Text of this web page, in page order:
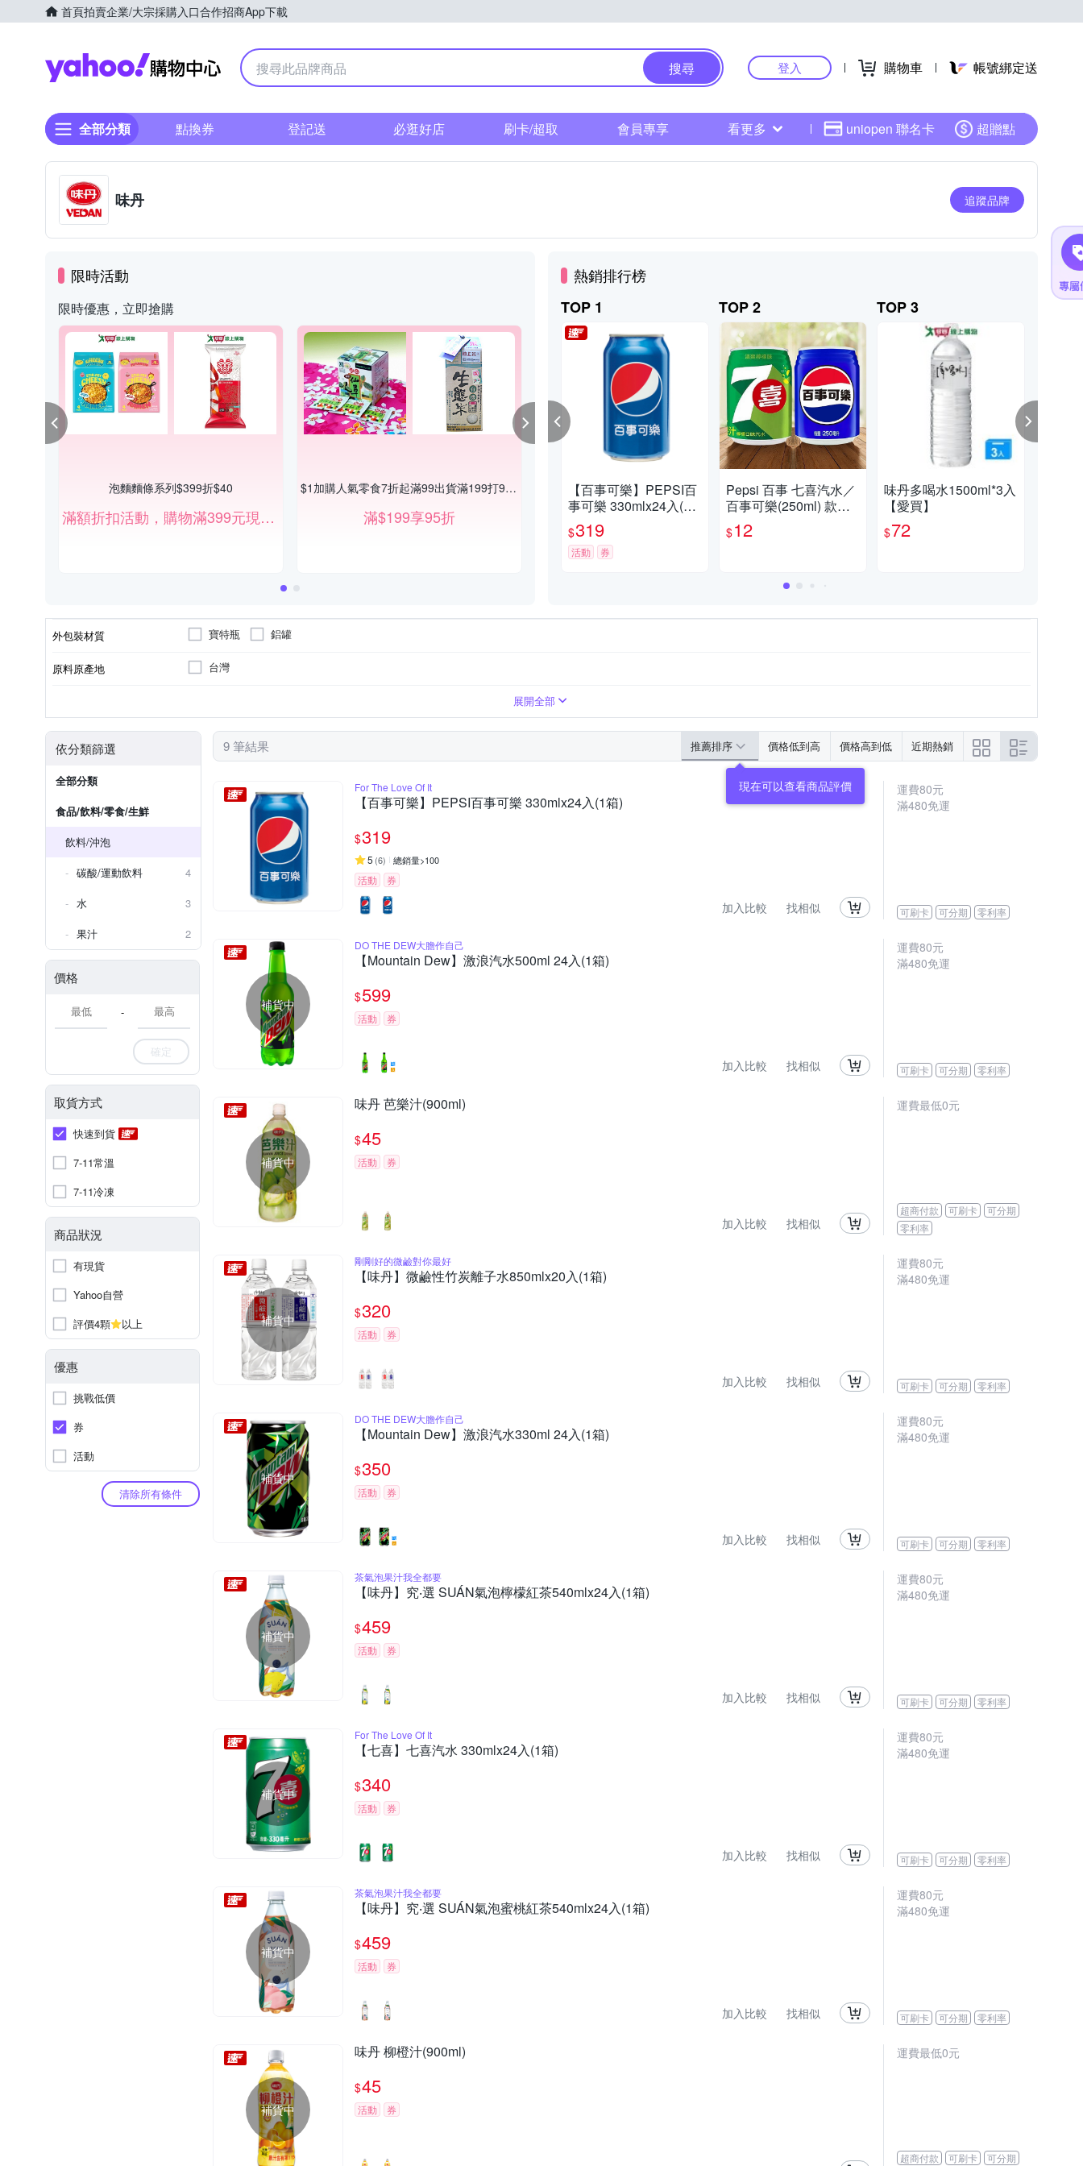
首頁拍賣企業/大宗採購入口合作招商App下載
Yahoo購物中心
搜尋 登入 購物車 帳號綁定送
全部分類 點換券 登記送 必逛好店 刷卡/超取 會員專享 看更多 uniopen 聯名卡 超贈點
味丹 追蹤品牌
限時活動
限時優惠，立即搶購
泡麵麵條系列$399折$40
滿額折扣活動，購物滿399元現折40元。
$1加購人氣零食7折起滿99出貨滿199打95折
滿$199享95折
【心動七夕，美好成雙】滿799現折70元 (不累計，部分特價品不列入折扣)
滿額折扣活動，購物滿799元現折70元。（部份商品除外）
熱銷排行榜
TOP 1
【百事可樂】PEPSI百
事可樂 330mlx24入(1
箱)
$319
活動 券
TOP 2
Pepsi 百事 七喜汽水／
百事可樂(250ml) 款式
可選 味丹【小三美日】
DS024162 碳酸飲料 軟
$12
TOP 3
味丹多喝水1500ml*3入
【愛買】
$72
外包裝材質 寶特瓶 鋁罐
原料原產地 台灣
展開全部
依分類篩選
全部分類
食品/飲料/零食/生鮮
飲料/沖泡
碳酸/運動飲料
4
水
3
果汁
2
價格
-
確定
取貨方式
快速到貨
7-11常溫
7-11冷凍
商品狀況
有現貨
Yahoo自營
評價4顆
以上
優惠
挑戰低價
券
活動
清除所有條件
9 筆結果 推薦排序 價格低到高 價格高到低 近期熱銷
For The Love Of It
【百事可樂】PEPSI百事可樂 330mlx24入(1箱)
$319
5 (6) 總銷量>100
活動 券
加入比較 找相似
運費80元
滿480免運
可刷卡 可分期 零利率
補貨中
DO THE DEW大膽作自己
【Mountain Dew】激浪汽水500ml 24入(1箱)
$599
活動 券
加入比較 找相似
運費80元
滿480免運
可刷卡 可分期 零利率
補貨中
味丹 芭樂汁(900ml)
$45
活動 券
加入比較 找相似
運費最低0元
超商付款 可刷卡
可分期
零利率
補貨中
剛剛好的微鹼對你最好
【味丹】微鹼性竹炭離子水850mlx20入(1箱)
$320
活動 券
加入比較 找相似
運費80元
滿480免運
可刷卡 可分期 零利率
補貨中
DO THE DEW大膽作自己
【Mountain Dew】激浪汽水330ml 24入(1箱)
$350
活動 券
加入比較 找相似
運費80元
滿480免運
可刷卡 可分期 零利率
補貨中
茶氣泡果汁我全都要
【味丹】究‧選 SUÁN氣泡檸檬紅茶540mlx24入(1箱)
$459
活動 券
加入比較 找相似
運費80元
滿480免運
可刷卡 可分期 零利率
補貨中
For The Love Of It
【七喜】七喜汽水 330mlx24入(1箱)
$340
活動 券
加入比較 找相似
運費80元
滿480免運
可刷卡 可分期 零利率
補貨中
茶氣泡果汁我全都要
【味丹】究‧選 SUÁN氣泡蜜桃紅茶540mlx24入(1箱)
$459
活動 券
加入比較 找相似
運費80元
滿480免運
可刷卡 可分期 零利率
補貨中
味丹 柳橙汁(900ml)
$45
活動 券
運費最低0元
超商付款 可刷卡 可分期